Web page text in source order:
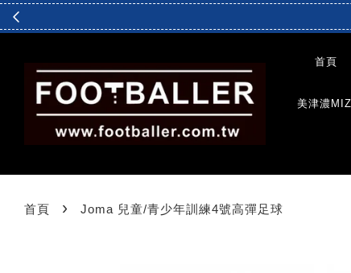
首頁
美津濃
首頁 › Joma 兒童/青少年訓練4號高彈足球